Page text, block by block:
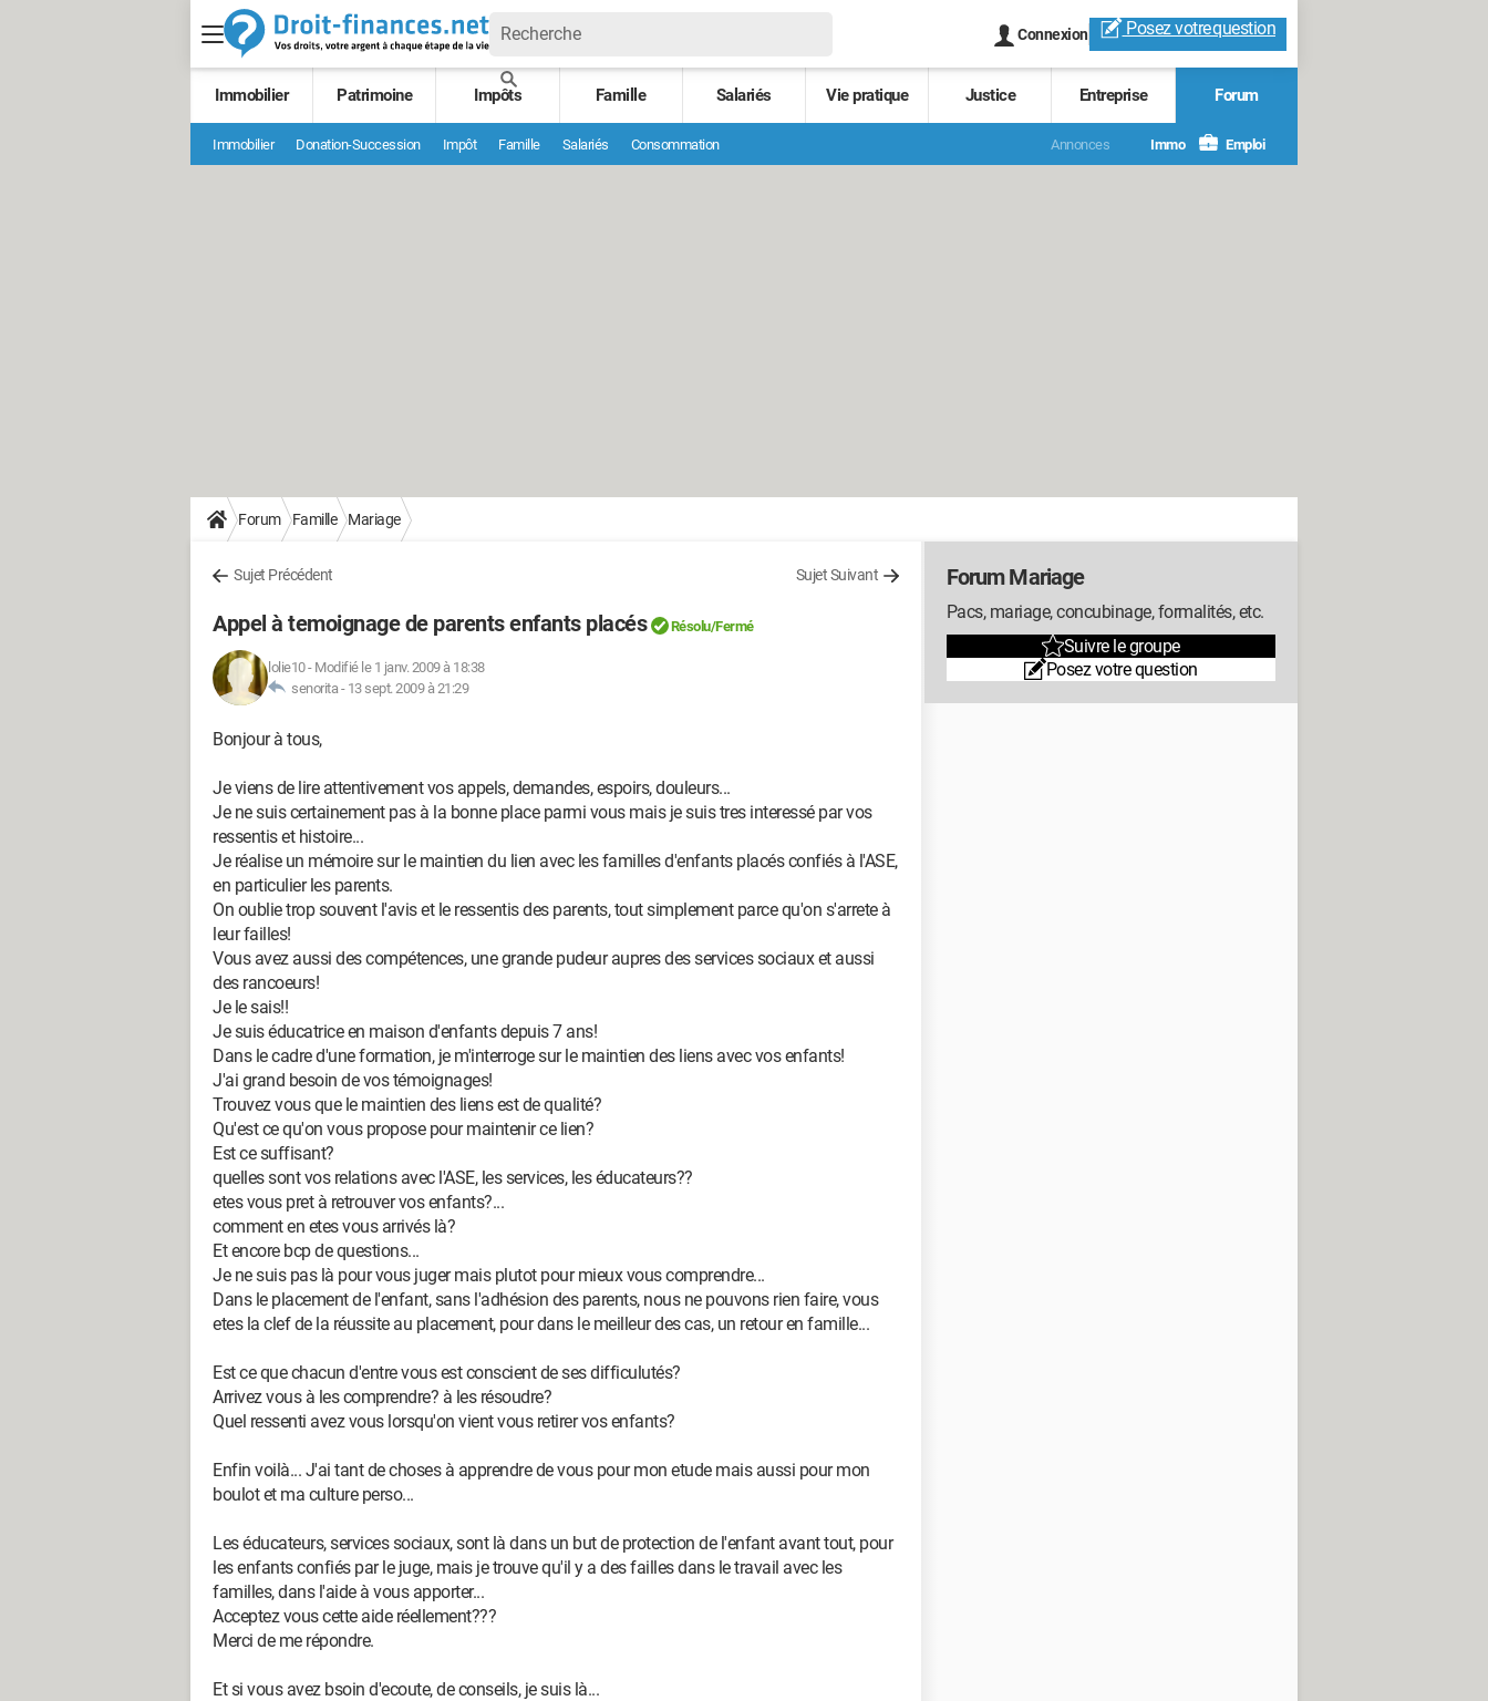
Connexion Posez votrequestion
Immobilier Patrimoine Impôts Famille Salariés Vie pratique Justice Entreprise Forum
Immobilier Donation-Succession Impôt Famille Salariés Consommation Annonces Immo Emploi
Forum Famille Mariage
Sujet Précédent Sujet Suivant
Appel à temoignage de parents enfants placés Résolu/Fermé
lolie10- Modifié le 1 janv. 2009 à 18:38
senorita - 13 sept. 2009 à 21:29
Bonjour à tous,
Je viens de lire attentivement vos appels, demandes, espoirs, douleurs...
Je ne suis certainement pas à la bonne place parmi vous mais je suis tres interessé par vos
ressentis et histoire...
Je réalise un mémoire sur le maintien du lien avec les familles d'enfants placés confiés à l'ASE,
en particulier les parents.
On oublie trop souvent l'avis et le ressentis des parents, tout simplement parce qu'on s'arrete à
leur failles!
Vous avez aussi des compétences, une grande pudeur aupres des services sociaux et aussi
des rancoeurs!
Je le sais!!
Je suis éducatrice en maison d'enfants depuis 7 ans!
Dans le cadre d'une formation, je m'interroge sur le maintien des liens avec vos enfants!
J'ai grand besoin de vos témoignages!
Trouvez vous que le maintien des liens est de qualité?
Qu'est ce qu'on vous propose pour maintenir ce lien?
Est ce suffisant?
quelles sont vos relations avec l'ASE, les services, les éducateurs??
etes vous pret à retrouver vos enfants?...
comment en etes vous arrivés là?
Et encore bcp de questions...
Je ne suis pas là pour vous juger mais plutot pour mieux vous comprendre...
Dans le placement de l'enfant, sans l'adhésion des parents, nous ne pouvons rien faire, vous
etes la clef de la réussite au placement, pour dans le meilleur des cas, un retour en famille...
Est ce que chacun d'entre vous est conscient de ses difficulutés?
Arrivez vous à les comprendre? à les résoudre?
Quel ressenti avez vous lorsqu'on vient vous retirer vos enfants?
Enfin voilà... J'ai tant de choses à apprendre de vous pour mon etude mais aussi pour mon
boulot et ma culture perso...
Les éducateurs, services sociaux, sont là dans un but de protection de l'enfant avant tout, pour
les enfants confiés par le juge, mais je trouve qu'il y a des failles dans le travail avec les
familles, dans l'aide à vous apporter...
Acceptez vous cette aide réellement???
Merci de me répondre.
Et si vous avez bsoin d'ecoute, de conseils, je suis là...
Forum Mariage
Pacs, mariage, concubinage, formalités, etc.
Suivre le groupe
Posez votre question